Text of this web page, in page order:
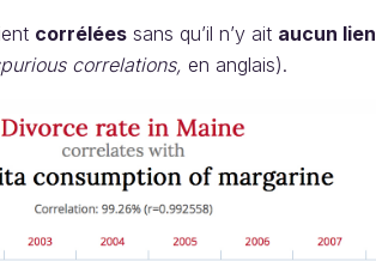
corrélées sans qu’il n’y ait aucun lien
correlations, en anglais).